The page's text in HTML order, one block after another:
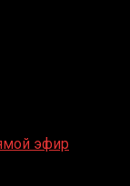
эфир